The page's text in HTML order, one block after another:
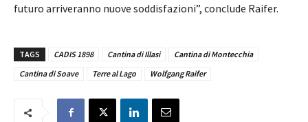
futuro arriveranno nuove soddisfazioni”, conclude Raifer.
TAGS CADIS 1898 Cantina di Illasi
Cantina di Montecchia
Cantina di Soave
Terre al Lago Wolfgang Raifer